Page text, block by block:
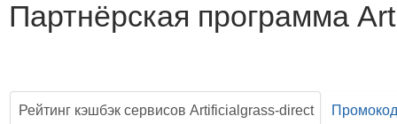
Партнёрская программа
Рейтинг кэшбэк сервисов Artificialgrass-direct